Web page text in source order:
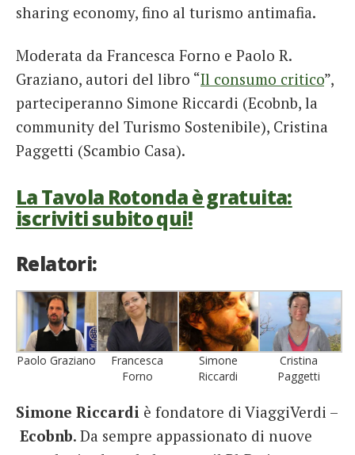
sharing economy, fino al turismo antimafia.
Moderata da Francesca Forno e Paolo R.
Graziano, autori del libro “Il consumo critico”,
parteciperanno Simone Riccardi (Ecobnb, la
community del Turismo Sostenibile), Cristina
Paggetti (Scambio Casa).
La Tavola Rotonda è gratuita:
iscriviti subito qui!
Relatori:
Paolo Graziano
Francesca
Forno
Simone
Riccardi
Cristina
Paggetti
Simone Riccardi è fondatore di ViaggiVerdi –
Ecobnb. Da sempre appassionato di nuove